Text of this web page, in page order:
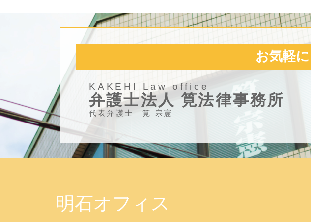
お気軽
KAKEHI Law office
弁護士法人 筧法律事務所
代表弁護士 筧 宗憲
明石オフィス